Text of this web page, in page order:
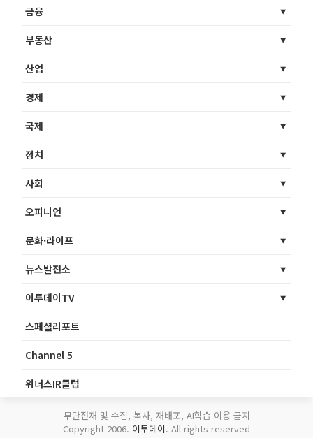
금융
부동산
산업
경제
국제
정치
사회
오피니언
문화·라이프
뉴스발전소
이투데이TV
스페셜리포트
Channel 5
위너스IR클럽
무단전재 및 수집, 복사, 재배포, AI학습 이용 금지
Copyright 2006. 이투데이. All rights reserved